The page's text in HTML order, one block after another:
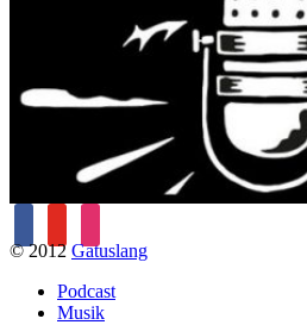
© 2012 Gatuslang
Podcast
Musik